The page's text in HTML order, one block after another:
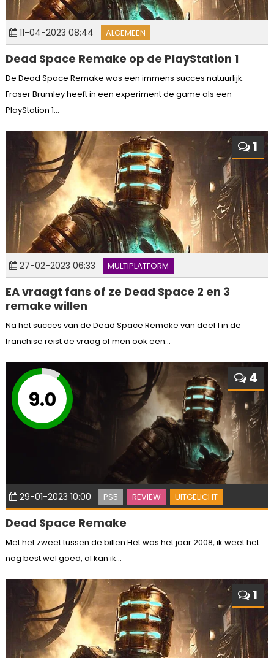
11-04-2023 08:44 ALGEMEEN
Dead Space Remake op de PlayStation 1
De Dead Space Remake was een immens succes natuurlijk.
Fraser Brumley heeft in een experiment de game als een
PlayStation 1...
1
27-02-2023 06:33 MULTIPLATFORM
EA vraagt fans of ze Dead Space 2 en 3
remake willen
Na het succes van de Dead Space Remake van deel 1 in de
franchise reist de vraag of men ook een...
9.0
4
29-01-2023 10:00 PS5 REVIEW UITGELICHT
Dead Space Remake
Met het zweet tussen de billen Het was het jaar 2008, ik weet het
nog best wel goed, al kan ik...
1